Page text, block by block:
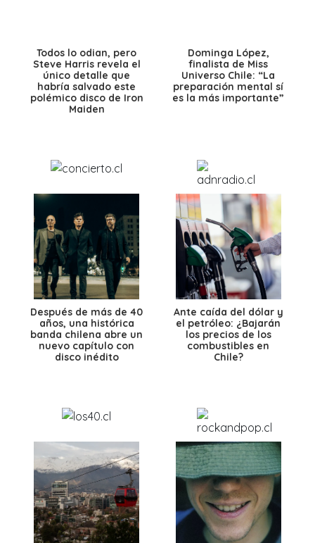
Todos lo odian, pero
Steve Harris revela el
único detalle que
habría salvado este
polémico disco de Iron
Maiden
Dominga López,
finalista de Miss
Universo Chile: “La
preparación mental sí
es la más importante”
Después de más de 40
años, una histórica
banda chilena abre un
nuevo capítulo con
disco inédito
Ante caída del dólar y
el petróleo: ¿Bajarán
los precios de los
combustibles en
Chile?